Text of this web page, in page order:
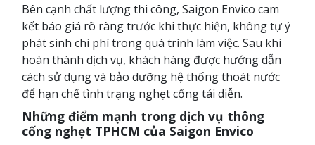
Bên cạnh chất lượng thi công, Saigon Envico cam
kết báo giá rõ ràng trước khi thực hiện, không tự ý
phát sinh chi phí trong quá trình làm việc. Sau khi
hoàn thành dịch vụ, khách hàng được hướng dẫn
cách sử dụng và bảo dưỡng hệ thống thoát nước
để hạn chế tình trạng nghẹt cống tái diễn.
Những điểm mạnh trong dịch vụ thông
cống nghẹt TPHCM của Saigon Envico